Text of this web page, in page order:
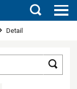
Suchen
Detail